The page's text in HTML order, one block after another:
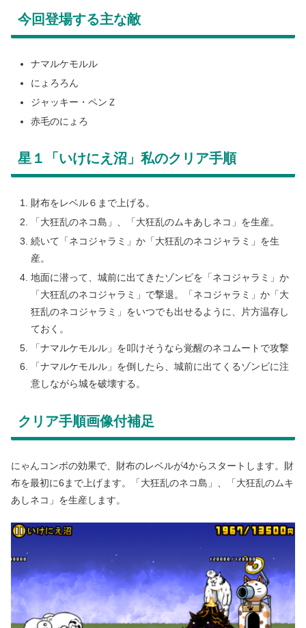
今回登場する主な敵
ナマルケモルル
にょろろん
ジャッキー・ペンＺ
赤毛のにょろ
星１「いけにえ沼」私のクリア手順
財布をレベル６まで上げる。
「大狂乱のネコ島」、「大狂乱のムキあしネコ」を生産。
続いて「ネコジャラミ」か「大狂乱のネコジャラミ」を生
産。
地面に潜って、城前に出てきたゾンビを「ネコジャラミ」か
「大狂乱のネコジャラミ」で撃退。「ネコジャラミ」か「大
狂乱のネコジャラミ」をいつでも出せるように、片方温存し
ておく。
「ナマルケモルル」を叩けそうなら覚醒のネコムートで攻撃
「ナマルケモルル」を倒したら、城前に出てくるゾンビに注
意しながら城を破壊する。
クリア手順画像付補足
にゃんコンボの効果で、財布のレベルが4からスタートします。財
布を最初に6まで上げます。「大狂乱のネコ島」、「大狂乱のムキ
あしネコ」を生産します。